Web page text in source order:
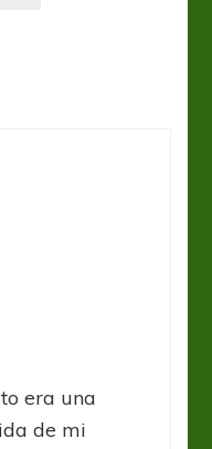
era una
de mi